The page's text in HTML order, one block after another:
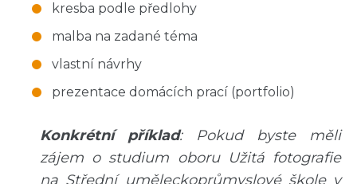
kresba podle předlohy
malba na zadané téma
vlastní návrhy
prezentace domácích prací (portfolio)
Konkrétní příklad: Pokud byste měli
zájem o studium oboru Užitá fotografie
na Střední uměleckoprůmyslové škole v